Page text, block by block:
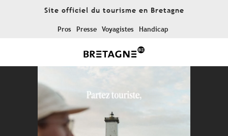
Site officiel du tourisme en Bretagne
Pros Presse Voyagistes Handicap